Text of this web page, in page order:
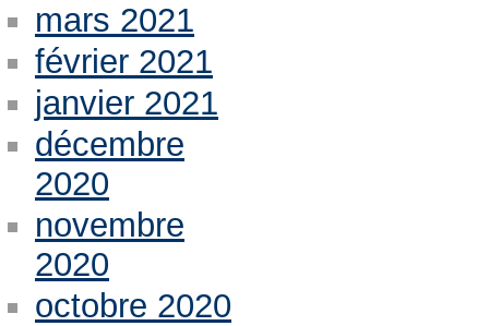
mars 2021
février 2021
janvier 2021
décembre
2020
novembre
2020
octobre 2020